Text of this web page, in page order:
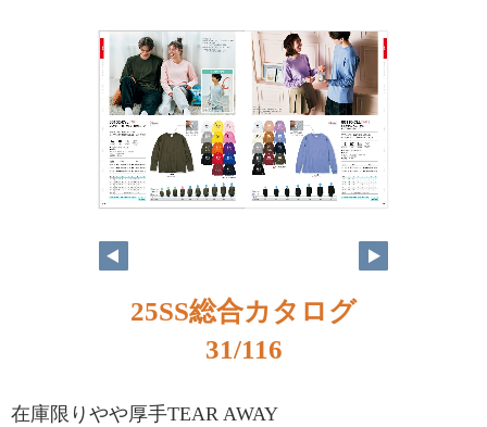
25SS総合カタログ
31/116
在庫限りやや厚手TEAR AWAY